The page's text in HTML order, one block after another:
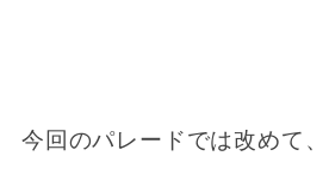
今回のパレードでは改めて、